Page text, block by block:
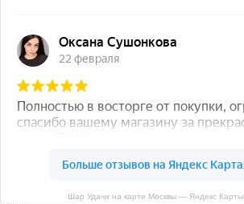
Шар Удачи на карте Москвы — Яндекс Карты